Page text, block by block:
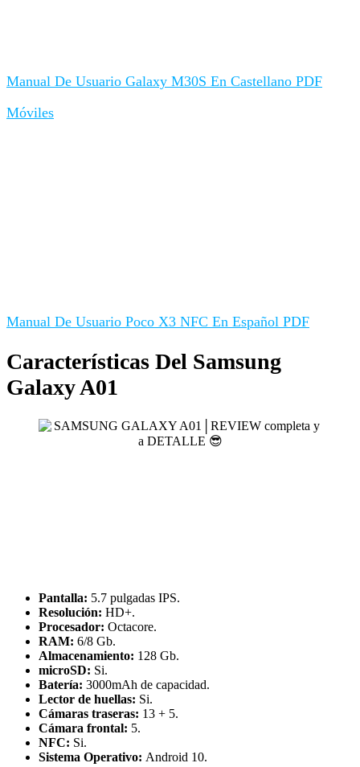
Manual De Usuario Galaxy M30S En Castellano PDF
Móviles
Manual De Usuario Poco X3 NFC En Español PDF
Características Del Samsung
Galaxy A01
Pantalla: 5.7 pulgadas IPS.
Resolución: HD+.
Procesador: Octacore.
RAM: 6/8 Gb.
Almacenamiento: 128 Gb.
microSD: Si.
Batería: 3000mAh de capacidad.
Lector de huellas: Si.
Cámaras traseras: 13 + 5.
Cámara frontal: 5.
NFC: Si.
Sistema Operativo: Android 10.